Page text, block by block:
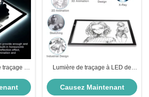
à
Lumière de traçage à LED de
Suspension à un côté
Causez Maintenant